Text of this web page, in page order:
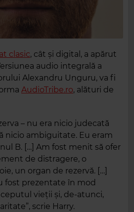
clasic, cât și digital, a apărut
audio integrală a
Alexandru Unguru, va fi
AudioTribe.ro, alături de
– nu era nicio judecată
nicio ambiguitate. Eu eram
B. […] Am fost menit să ofer
de distragere, o
un organ de rezervă. […]
fost prezentate în mod
vieții și, de‑atunci,
scrie Harry.